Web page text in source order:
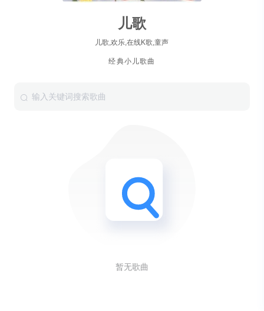
儿歌
儿歌,欢乐,在线K歌,童声
经典小儿歌曲
暂无歌曲